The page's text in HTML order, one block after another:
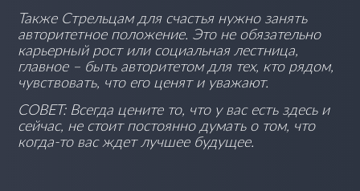
Также Стрельцам для счастья нужно занять
авторитетное положение. Это не обязательно
карьерный рост или социальная лестница,
главное – быть авторитетом для тех, кто рядом,
чувствовать, что его ценят и уважают.
СОВЕТ: Всегда цените то, что у вас есть здесь и
сейчас, не стоит постоянно думать о том, что
когда-то вас ждет лучшее будущее.